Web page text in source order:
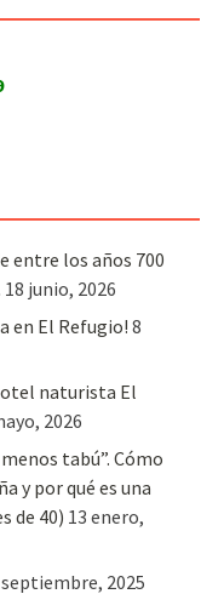
entre los años 700
18 junio, 2026
en El Refugio! 8
naturista El
2026
tabú”. Cómo
y por qué es una
de 40) 13 enero,
septiembre, 2025